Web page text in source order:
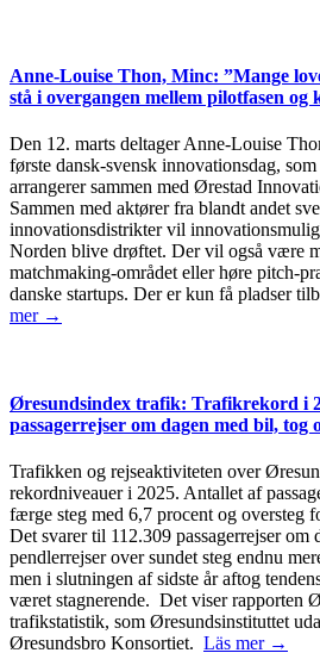
Anne-Louise Thon, Minc: ”Mange
stå i overgangen mellem pilotfasen og
Den 12. marts deltager Anne-Louise
første dansk-svensk innovationsdag,
arrangerer sammen med Ørestad
Sammen med aktører fra blandt andet
innovationsdistrikter vil
Norden blive drøftet. Der vil også være
matchmaking-området eller høre pitch-
danske startups. Der er kun få pladser
mer →
Øresundsindex trafik: Trafikrekord i
passagerrejser om dagen med bil,
Trafikken og rejseaktiviteten over
rekordniveauer i 2025. Antallet af
færge steg med 6,7 procent og oversteg
Det svarer til 112.309 passagerrejser om
pendlerrejser over sundet steg endnu
men i slutningen af sidste år aftog
været stagnerende. Det viser rapporten
trafikstatistik, som Øresundsinstituttet
Øresundsbro Konsortiet. Läs mer →